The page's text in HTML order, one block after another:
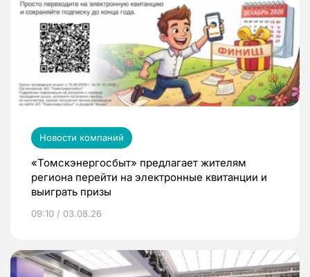
Новости компаний
«Томскэнергосбыт» предлагает жителям
региона перейти на электронные квитанции и
выиграть призы
09:10 / 03.08.26